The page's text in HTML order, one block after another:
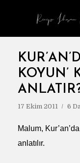
KOYUN’
17 Ekim 2011 6
Malum, Kur’an’da
anlatılır.